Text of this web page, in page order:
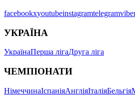
facebookxyoutubeinstagramtelegram
УКРАЇНА
УкраїнаПерша лігаДруга ліга
ЧЕМПІОНАТИ
НімеччинаІспаніяАнгліяІталіяБельгія